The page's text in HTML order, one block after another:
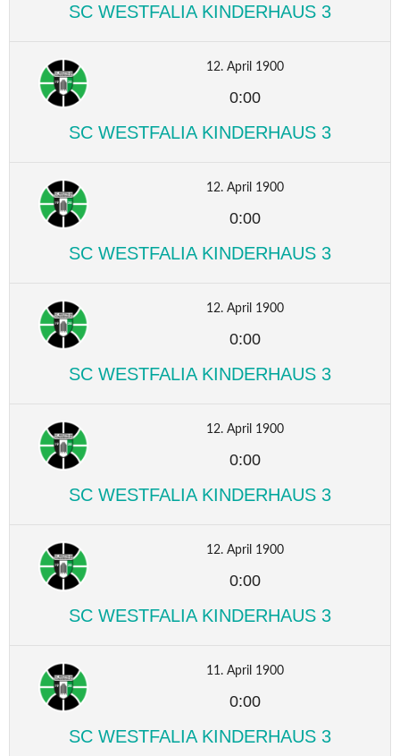
SC WESTFALIA KINDERHAUS 3
12. April 1900
0:00
SC WESTFALIA KINDERHAUS 3
12. April 1900
0:00
SC WESTFALIA KINDERHAUS 3
12. April 1900
0:00
SC WESTFALIA KINDERHAUS 3
12. April 1900
0:00
SC WESTFALIA KINDERHAUS 3
12. April 1900
0:00
SC WESTFALIA KINDERHAUS 3
11. April 1900
0:00
SC WESTFALIA KINDERHAUS 3